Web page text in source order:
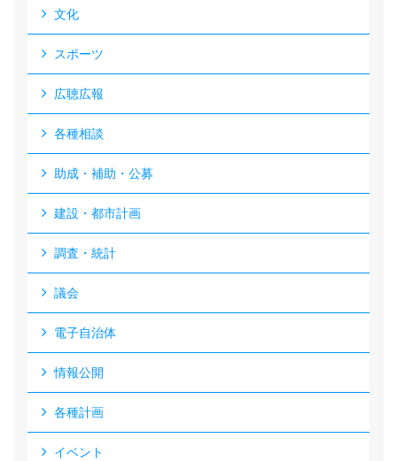
文化
スポーツ
広聴広報
各種相談
助成・補助・公募
建設・都市計画
調査・統計
議会
電子自治体
情報公開
各種計画
イベント